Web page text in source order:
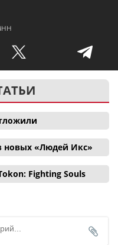
новых «Людей Икс»
Fighting Souls